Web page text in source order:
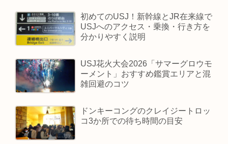
初めてのUSJ！新幹線とJR在来線で
USJへのアクセス・乗換・行き方を
分かりやすく説明
USJ花火大会2026「サマーグロウモ
ーメント」おすすめ鑑賞エリアと混
雑回避のコツ
ドンキーコングのクレイジートロッ
コ3か所での待ち時間の目安